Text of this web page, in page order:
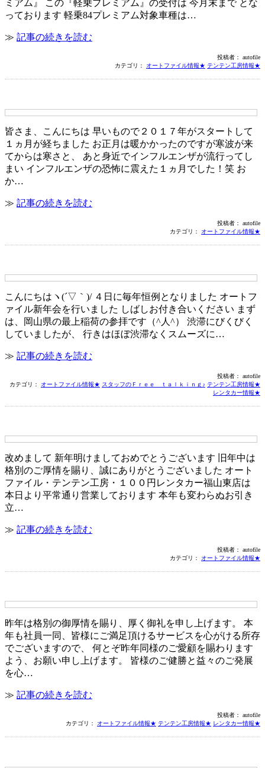
ミアム』 この『軽乗プレミアム』の受付は 今月末まで とな
っております 軽乗84プレミアム対象車種は…
≫ 記事の続きを読む
投稿者： autofile
カテゴリ： オートファイル情報★ テンテン工房情報★
皆さま、こんにちは 早いもので２０１７年がスタートして
１ヵ月が経ちました お正月は暖かかったのですが寒波が来
てからは寒さと、 あと身近でインフルエンザが流行ってし
まい インフルエンザの恐怖に震えた１ヵ月でした！笑 お
か…
≫ 記事の続きを読む
投稿者： autofile
カテゴリ： オートファイル情報★
こんにちはヽ(´▽｀)/ ４日に毎年恒例となりました オートフ
ァイル新年会を行いました しばしお付き合いください まず
は、岡山県の最上稲荷の参拝です（^人^） 渋滞にびくびく
していましたが、 行きはほぼ渋滞なくスムーズに…
≫ 記事の続きを読む
投稿者： autofile
カテゴリ： オートファイル情報★ スタッフのＦｒｅｅ ｔａｌｋｉｎｇ♪ テンテン工房情報★
レンタカー情報★
改めまして 新年明けましておめでとうございます 旧年中は
格別のご厚情を賜り、誠にありがとうございました オート
ファイル・テンテン工房・１００円レンタカー福山東店は
本日より平常通り営業しております 本年も変わらぬお引き
立…
≫ 記事の続きを読む
投稿者： autofile
カテゴリ： オートファイル情報★
昨年は格別の御厚情を賜り、厚く御礼を申し上げます。 本
年も社員一同、皆様にご満足頂けるサービスを心がける所存
でございますので、 何とぞ昨年同様のご愛顧を賜わります
よう、お願い申し上げます。 皆様のご健勝と益々のご発展
を心…
≫ 記事の続きを読む
投稿者： autofile
カテゴリ： オートファイル情報★ テンテン工房情報★ レンタカー情報★